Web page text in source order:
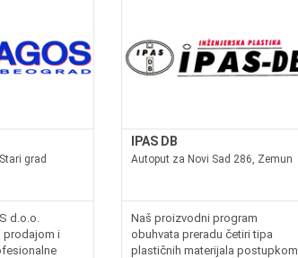
grad
d.o.o.
prodajom i
IPAS DB
Autoput za Novi Sad 286, Zemun
Naš proizvodni program
obuhvata preradu četiri tipa
plastičnih materijala postupkom